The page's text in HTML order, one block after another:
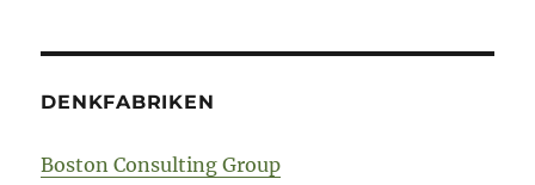
DENKFABRIKEN
Boston Consulting Group